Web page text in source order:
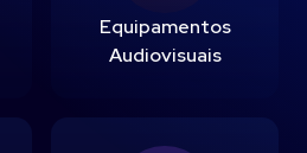
Equipamentos
Audiovisuais